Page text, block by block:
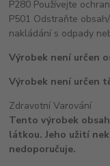
P280 Používejte
P501 Odstraňte
nakládání s odpady
Výrobek není určen
Výrobek není určen
Zdravotní Varování
Tento výrobek
látkou. Jeho užití
nedoporučuje.